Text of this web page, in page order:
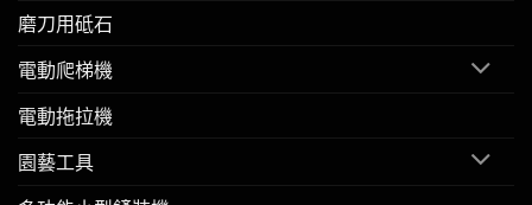
磨刀用砥石
電動爬梯機
電動拖拉機
園藝工具